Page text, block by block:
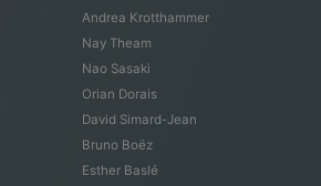
Andrea Krotthammer
Nay Theam
Nao Sasaki
Orian Dorais
David Simard-Jean
Bruno Boëz
Esther Baslé